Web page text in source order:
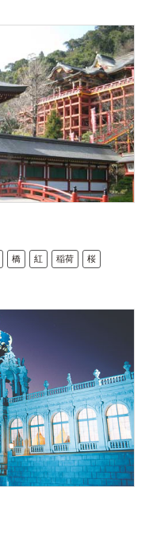
橋 紅 稲荷 桜